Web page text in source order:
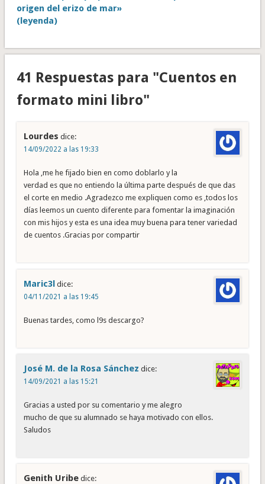
origen del erizo de mar»
(leyenda)
41 Respuestas para "Cuentos en
formato mini libro"
Lourdes dice:
14/09/2022 a las 19:33
Hola ,me he fijado bien en como doblarlo y la
verdad es que no entiendo la última parte después de que das
el corte en medio .Agradezco me expliquen como es ,todos los
días leemos un cuento diferente para fomentar la imaginación
con mis hijos y esta es una idea muy buena para tener variedad
de cuentos .Gracias por compartir
Maric3l dice:
04/11/2021 a las 19:45
Buenas tardes, como l9s descargo?
José M. de la Rosa Sánchez dice:
14/09/2021 a las 15:21
Gracias a usted por su comentario y me alegro
mucho de que su alumnado se haya motivado con ellos.
Saludos
Genith Uribe dice: